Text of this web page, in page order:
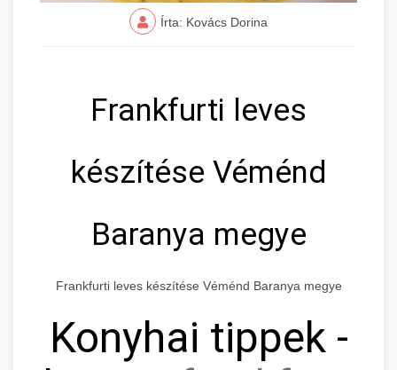
Írta: Kovács Dorina
Frankfurti leves
készítése Véménd
Baranya megye
Frankfurti leves készítése Véménd Baranya megye
Konyhai tippek -